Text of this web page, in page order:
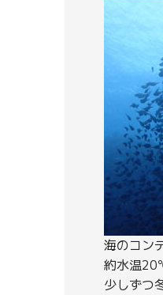
海のコン
約水温
少しずつ